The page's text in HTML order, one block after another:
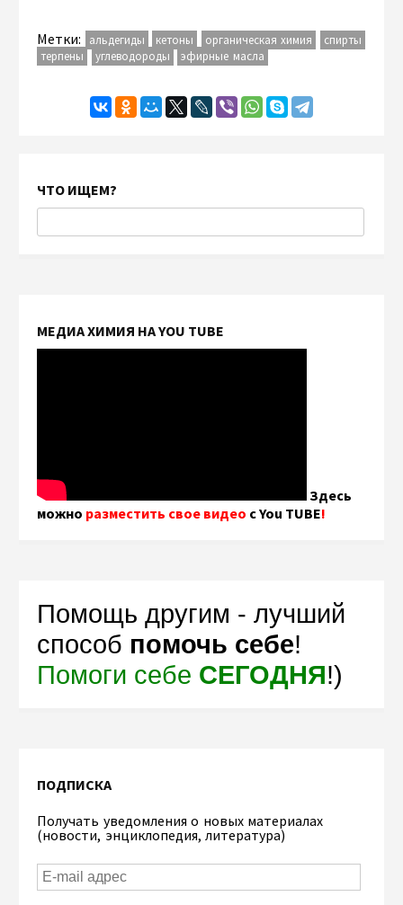
Метки: альдегиды кетоны органическая химия
спирты
терпены
углеводороды эфирные масла
ЧТО ИЩЕМ?
МЕДИА ХИМИЯ НА YOU TUBE
Здесь
можно разместить свое видео с You TUBE!
Помощь другим - лучший
способ помочь себе!
Помоги себе СЕГОДНЯ!)
ПОДПИСКА
Получать уведомления о новых материалах
(новости, энциклопедия, литература)